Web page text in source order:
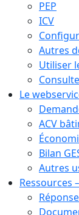
PEP
ICV
Autres
Utiliser
Le
ACV
Bilan
Autres
Ressources